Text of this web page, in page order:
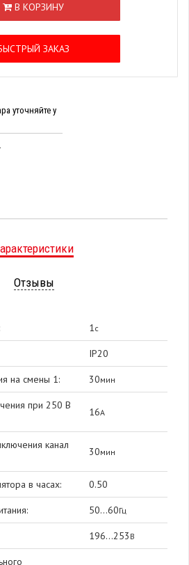
В КОРЗИНУ
ЗАКАЗ
уточняйте у
Отзывы
1с
IP20
на смены 1: 30мин
при 250 В
16А
канал
30мин
в часах: 0.50
50...60Гц
196...253 В